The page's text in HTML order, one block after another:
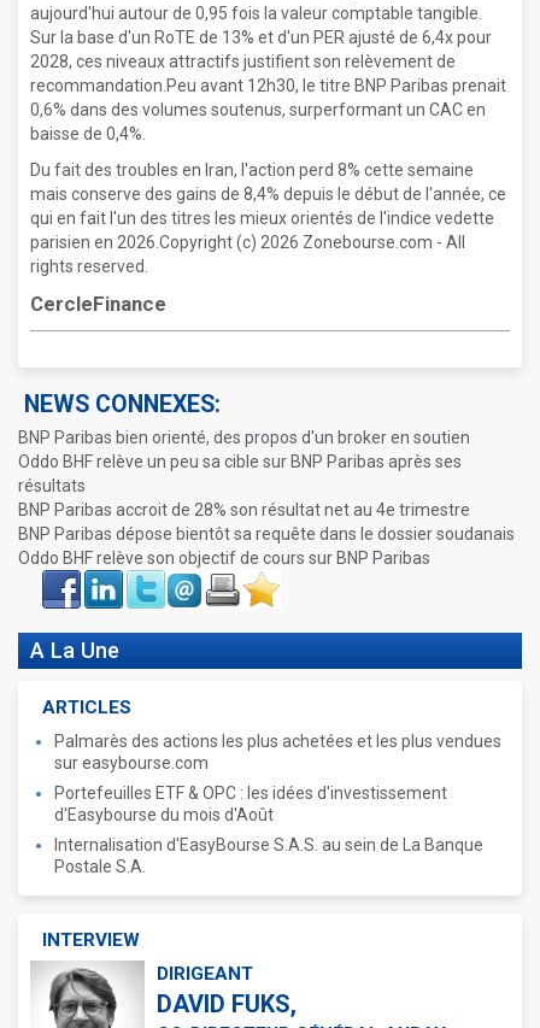
aujourd'hui autour de 0,95 fois la valeur comptable tangible.
Sur la base d'un RoTE de 13% et d'un PER ajusté de 6,4x pour
2028, ces niveaux attractifs justifient son relèvement de
recommandation.Peu avant 12h30, le titre BNP Paribas prenait
0,6% dans des volumes soutenus, surperformant un CAC en
baisse de 0,4%.
Du fait des troubles en Iran, l'action perd 8% cette semaine
mais conserve des gains de 8,4% depuis le début de l'année, ce
qui en fait l'un des titres les mieux orientés de l'indice vedette
parisien en 2026.Copyright (c) 2026 Zonebourse.com - All
rights reserved.
CercleFinance
NEWS CONNEXES:
BNP Paribas bien orienté, des propos d'un broker en soutien
Oddo BHF relève un peu sa cible sur BNP Paribas après ses
résultats
BNP Paribas accroit de 28% son résultat net au 4e trimestre
BNP Paribas dépose bientôt sa requête dans le dossier soudanais
Oddo BHF relève son objectif de cours sur BNP Paribas
Face
book
LinkIn Twitter Envoyer ImprimerFavoris
A La Une
ARTICLES
Palmarès des actions les plus achetées et les plus vendues
sur easybourse.com
Portefeuilles ETF & OPC : les idées d'investissement
d'Easybourse du mois d'Août
Internalisation d'EasyBourse S.A.S. au sein de La Banque
Postale S.A.
INTERVIEW
DIRIGEANT
DAVID FUKS,